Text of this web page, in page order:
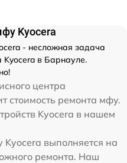
Kyocera
- несложная задача
Kyocera в Барнауле.
центра
стоимость ремонта мфу.
Kyocera в нашем
выполняется на
ремонта. Наш